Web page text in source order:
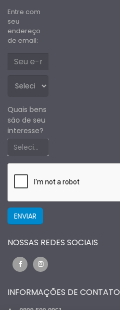
Entre com
seu
endereço
de email:
Quais bens
são de seu
interesse?
Selecione um estado primeiro
NOSSAS REDES SOCIAIS
INFORMAÇÕES DE CONTATO